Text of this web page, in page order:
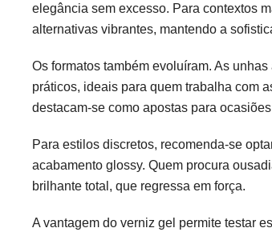
elegância sem excesso. Para contextos
alternativas vibrantes, mantendo a
Os formatos também evoluíram. As
práticos, ideais para quem trabalha com
destacam-se como apostas para
Para estilos discretos, recomenda-se
acabamento glossy. Quem procura
brilhante total, que regressa em força.
A vantagem do verniz gel permite testar